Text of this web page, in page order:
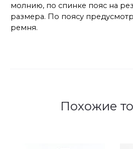
молнию, по спинке пояс на
размера. По поясу
ремня.
Похожие